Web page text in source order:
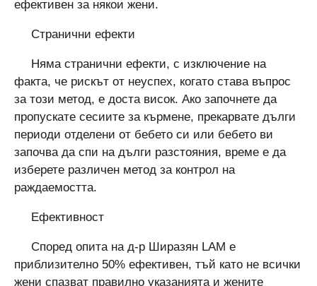
ефективен за някои жени.
Странични ефекти
Няма странични ефекти, с изключение на
факта, че рискът от неуспех, когато става въпрос
за този метод, е доста висок. Ако започнете да
пропускате сесиите за кърмене, прекарвате дълги
периоди отделени от бебето си или бебето ви
започва да спи на дълги разстояния, време е да
изберете различен метод за контрол на
раждаемостта.
Ефективност
Според опита на д-р Ширазян LAM е
приблизително 50% ефективен, тъй като не всички
жени спазват правилно указанията и жените